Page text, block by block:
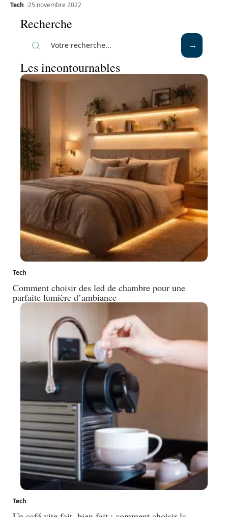
Tech 25 novembre 2022
Recherche
Les incontournables
Tech
Comment choisir des led de chambre pour une
parfaite lumière d’ambiance
Tech